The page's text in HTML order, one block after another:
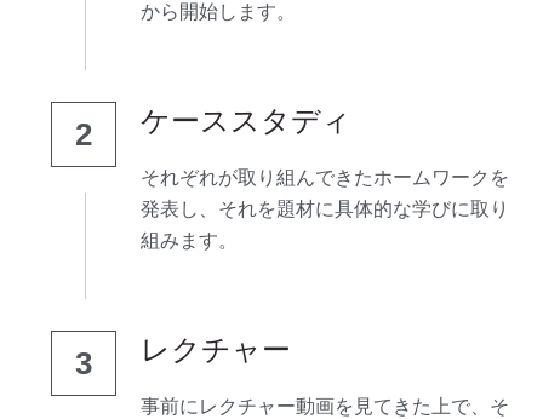
から開始します。
2 ケーススタディ
それぞれが取り組んできたホームワークを
発表し、それを題材に具体的な学びに取り
組みます。
3 レクチャー
事前にレクチャー動画を見てきた上で、そ